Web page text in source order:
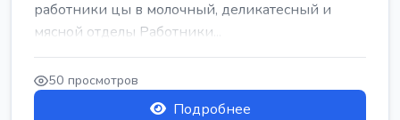
работники цы в молочный, деликатесный и
мясной отделы Работники...
50 просмотров
Подробнее